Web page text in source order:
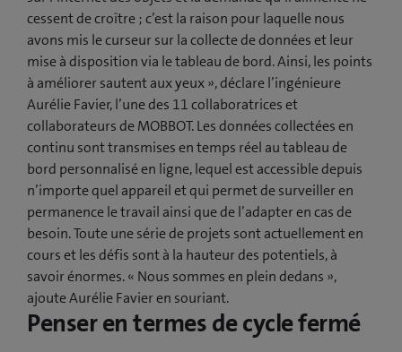
cessent de croître ; c’est la raison pour laquelle nous
avons mis le curseur sur la collecte de données et leur
mise à disposition via le tableau de bord. Ainsi, les points
à améliorer sautent aux yeux », déclare l’ingénieure
Aurélie Favier, l’une des 11 collaboratrices et
collaborateurs de MOBBOT. Les données collectées en
continu sont transmises en temps réel au tableau de
bord personnalisé en ligne, lequel est accessible depuis
n’importe quel appareil et qui permet de surveiller en
permanence le travail ainsi que de l’adapter en cas de
besoin. Toute une série de projets sont actuellement en
cours et les défis sont à la hauteur des potentiels, à
savoir énormes. « Nous sommes en plein dedans »,
ajoute Aurélie Favier en souriant.
Penser en termes de cycle fermé